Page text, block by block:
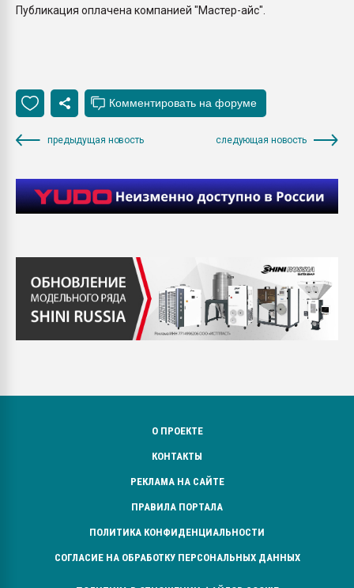
Публикация оплачена компанией "Мастер-айс".
предыдущая новость следующая новость
О ПРОЕКТЕ
КОНТАКТЫ
РЕКЛАМА НА САЙТЕ
ПРАВИЛА ПОРТАЛА
ПОЛИТИКА КОНФИДЕНЦИАЛЬНОСТИ
СОГЛАСИЕ НА ОБРАБОТКУ ПЕРСОНАЛЬНЫХ ДАННЫХ